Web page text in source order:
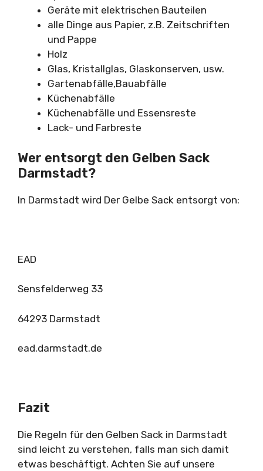
Geräte mit elektrischen Bauteilen
alle Dinge aus Papier, z.B. Zeitschriften
und Pappe
Holz
Glas, Kristallglas, Glaskonserven, usw.
Gartenabfälle,Bauabfälle
Küchenabfälle
Küchenabfälle und Essensreste
Lack- und Farbreste
Wer entsorgt den Gelben Sack
Darmstadt?
In Darmstadt wird Der Gelbe Sack entsorgt von:
EAD
Sensfelderweg 33
64293 Darmstadt
ead.darmstadt.de
Fazit
Die Regeln für den Gelben Sack in Darmstadt
sind leicht zu verstehen, falls man sich damit
etwas beschäftigt. Achten Sie auf unsere